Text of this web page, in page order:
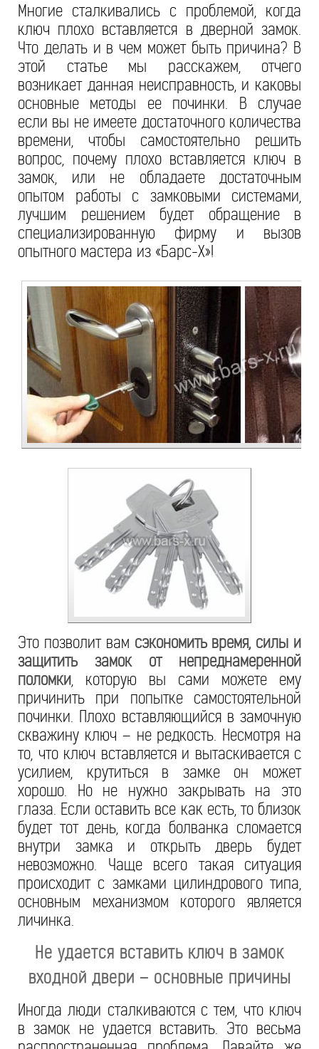
Многие сталкивались с проблемой, когда
ключ плохо вставляется в дверной замок.
Что делать и в чем может быть причина? В
этой статье мы расскажем, отчего
возникает данная неисправность, и каковы
основные методы ее починки. В случае
если вы не имеете достаточного количества
времени, чтобы самостоятельно решить
вопрос, почему плохо вставляется ключ в
замок, или не обладаете достаточным
опытом работы с замковыми системами,
лучшим решением будет обращение в
специализированную фирму и вызов
опытного мастера из «Барс-Х»!
Это позволит вам сэкономить время, силы и
защитить замок от непреднамеренной
поломки, которую вы сами можете ему
причинить при попытке самостоятельной
починки. Плохо вставляющийся в замочную
скважину ключ – не редкость. Несмотря на
то, что ключ вставляется и вытаскивается с
усилием, крутиться в замке он может
хорошо. Но не нужно закрывать на это
глаза. Если оставить все как есть, то близок
будет тот день, когда болванка сломается
внутри замка и открыть дверь будет
невозможно. Чаще всего такая ситуация
происходит с замками цилиндрового типа,
основным механизмом которого является
личинка.
Не удается вставить ключ в замок
входной двери – основные причины
Иногда люди сталкиваются с тем, что ключ
в замок не удается вставить. Это весьма